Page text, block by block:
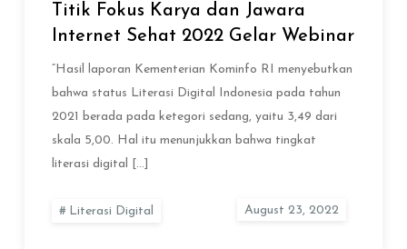
Titik Fokus Karya dan Jawara
Internet Sehat 2022 Gelar Webinar
“Hasil laporan Kementerian Kominfo RI menyebutkan
bahwa status Literasi Digital Indonesia pada tahun
2021 berada pada ketegori sedang, yaitu 3,49 dari
skala 5,00. Hal itu menunjukkan bahwa tingkat
literasi digital […]
Literasi Digital